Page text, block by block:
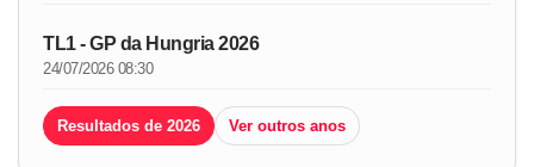
TL1 - GP da Hungria 2026
24/07/2026 08:30
Resultados de 2026 Ver outros anos